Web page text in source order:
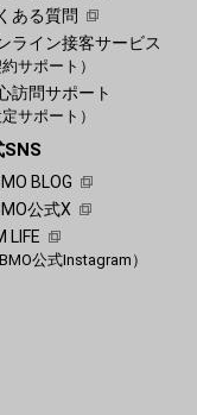
ある質問
ライン接客サービス
約サポート）
訪問サポート
定サポート）
SNS
BLOG
公式X
LIFE
公式Instagram）